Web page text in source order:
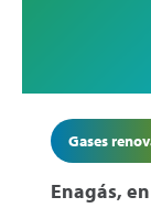
Gases
Enagás,